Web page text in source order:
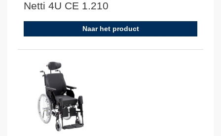
Netti 4U CE 1.210
Naar het product